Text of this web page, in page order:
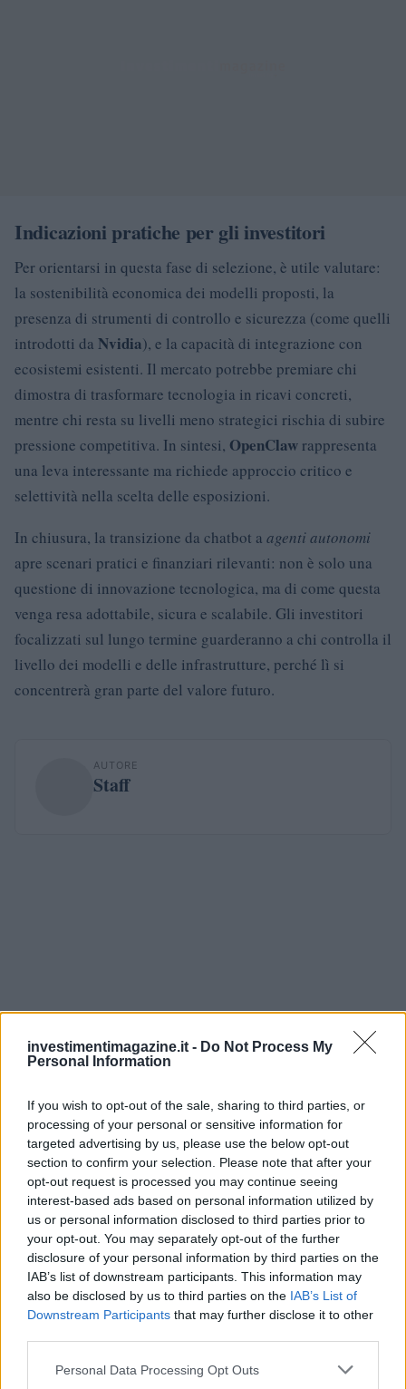
investimentimagazine.it - Do Not Process My
Personal Information
If you wish to opt-out of the sale, sharing to third parties, or
processing of your personal or sensitive information for
targeted advertising by us, please use the below opt-out
section to confirm your selection. Please note that after your
opt-out request is processed you may continue seeing
interest-based ads based on personal information utilized by
us or personal information disclosed to third parties prior to
your opt-out. You may separately opt-out of the further
disclosure of your personal information by third parties on the
IAB’s list of downstream participants. This information may
also be disclosed by us to third parties on the IAB’s List of
Downstream Participants that may further disclose it to other
Please note that this website/app uses one or more Google
Personal Data Processing Opt Outs
Indicazioni pratiche per gli investitori
Per orientarsi in questa fase di selezione, è utile valutare:
la sostenibilità economica dei modelli proposti, la
presenza di strumenti di controllo e sicurezza (come quelli
introdotti da Nvidia), e la capacità di integrazione con
ecosistemi esistenti. Il mercato potrebbe premiare chi
dimostra di trasformare tecnologia in ricavi concreti,
mentre chi resta su livelli meno strategici rischia di subire
pressione competitiva. In sintesi, OpenClaw rappresenta
una leva interessante ma richiede approccio critico e
selettività nella scelta delle esposizioni.
In chiusura, la transizione da chatbot a agenti autonomi
apre scenari pratici e finanziari rilevanti: non è solo una
questione di innovazione tecnologica, ma di come questa
venga resa adottabile, sicura e scalabile. Gli investitori
focalizzati sul lungo termine guarderanno a chi controlla il
livello dei modelli e delle infrastrutture, perché lì si
concentrerà gran parte del valore futuro.
AUTORE
Staff
Continua a leggere
INVESTIMENTI